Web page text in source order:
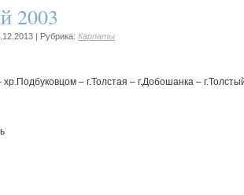
2003
| Рубрика: Карпаты
– г.Толстая – г.Добошанка –